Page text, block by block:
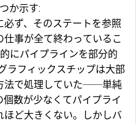
か示す:
ず、そのステートを参照
事が全て終わっているこ
にパイプラインを部分的
ラフィックスチップは大部
法で処理していた──単純
数が少なくてパイプライ
ど大きくない。しかしバ